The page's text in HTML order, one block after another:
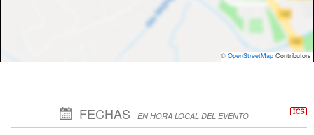
© OpenStreetMap Contributors
FECHAS EN HORA LOCAL DEL EVENTO